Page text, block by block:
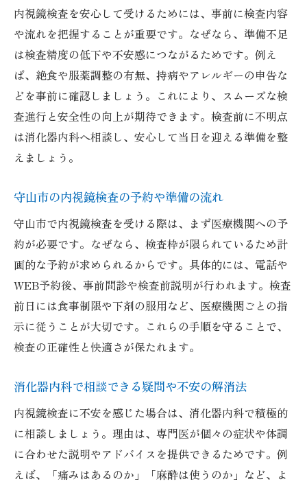
内視鏡検査を安心して受けるためには、事前に検査内容
や流れを把握することが重要です。なぜなら、準備不足
は検査精度の低下や不安感につながるためです。例え
ば、絶食や服薬調整の有無、持病やアレルギーの申告な
どを事前に確認しましょう。これにより、スムーズな検
査進行と安全性の向上が期待できます。検査前に不明点
は消化器内科へ相談し、安心して当日を迎える準備を整
えましょう。
守山市の内視鏡検査の予約や準備の流れ
守山市で内視鏡検査を受ける際は、まず医療機関への予
約が必要です。なぜなら、検査枠が限られているため計
画的な予約が求められるからです。具体的には、電話や
WEB予約後、事前問診や検査前説明が行われます。検査
前日には食事制限や下剤の服用など、医療機関ごとの指
示に従うことが大切です。これらの手順を守ることで、
検査の正確性と快適さが保たれます。
消化器内科で相談できる疑問や不安の解消法
内視鏡検査に不安を感じた場合は、消化器内科で積極的
に相談しましょう。理由は、専門医が個々の症状や体調
に合わせた説明やアドバイスを提供できるためです。例
えば、「痛みはあるのか」「麻酔は使うのか」など、よ